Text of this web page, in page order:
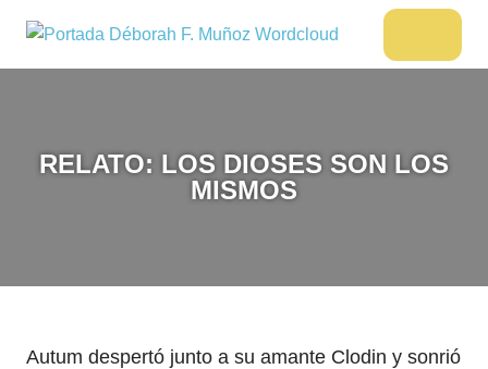
contenido
DÉBORAH
viajes
RELATO: LOS DIOSES SON LOS
MISMOS
Autum despertó junto a su amante Clodin y sonrió